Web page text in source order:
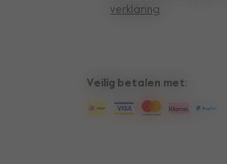
verklaring
Veilig betalen met: